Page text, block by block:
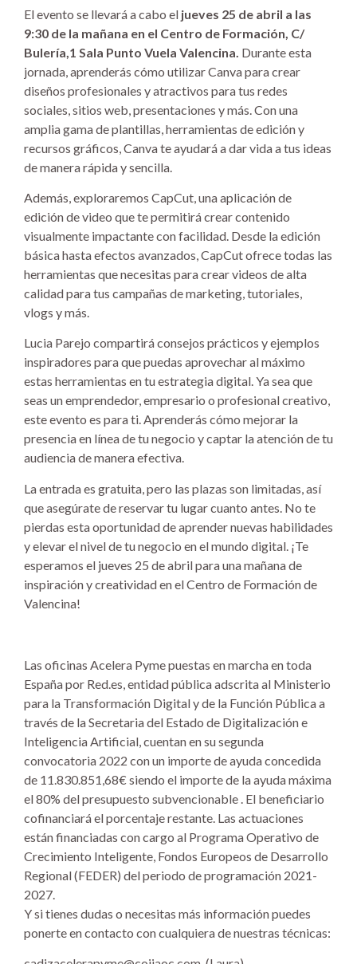
El evento se llevará a cabo el jueves 25 de abril a las
9:30 de la mañana en el Centro de Formación, C/
Bulería,1 Sala Punto Vuela Valencina. Durante esta
jornada, aprenderás cómo utilizar Canva para crear
diseños profesionales y atractivos para tus redes
sociales, sitios web, presentaciones y más. Con una
amplia gama de plantillas, herramientas de edición y
recursos gráficos, Canva te ayudará a dar vida a tus ideas
de manera rápida y sencilla.
Además, exploraremos CapCut, una aplicación de
edición de video que te permitirá crear contenido
visualmente impactante con facilidad. Desde la edición
básica hasta efectos avanzados, CapCut ofrece todas las
herramientas que necesitas para crear videos de alta
calidad para tus campañas de marketing, tutoriales,
vlogs y más.
Lucia Parejo compartirá consejos prácticos y ejemplos
inspiradores para que puedas aprovechar al máximo
estas herramientas en tu estrategia digital. Ya sea que
seas un emprendedor, empresario o profesional creativo,
este evento es para ti. Aprenderás cómo mejorar la
presencia en línea de tu negocio y captar la atención de tu
audiencia de manera efectiva.
La entrada es gratuita, pero las plazas son limitadas, así
que asegúrate de reservar tu lugar cuanto antes. No te
pierdas esta oportunidad de aprender nuevas habilidades
y elevar el nivel de tu negocio en el mundo digital. ¡Te
esperamos el jueves 25 de abril para una mañana de
inspiración y creatividad en el Centro de Formación de
Valencina!
Las oficinas Acelera Pyme puestas en marcha en toda
España por Red.es, entidad pública adscrita al Ministerio
para la Transformación Digital y de la Función Pública a
través de la Secretaria del Estado de Digitalización e
Inteligencia Artificial, cuentan en su segunda
convocatoria 2022 con un importe de ayuda concedida
de 11.830.851,68€ siendo el importe de la ayuda máxima
el 80% del presupuesto subvencionable . El beneficiario
cofinanciará el porcentaje restante. Las actuaciones
están financiadas con cargo al Programa Operativo de
Crecimiento Inteligente, Fondos Europeos de Desarrollo
Regional (FEDER) del periodo de programación 2021-
2027.
Y si tienes dudas o necesitas más información puedes
ponerte en contacto con cualquiera de nuestras técnicas: